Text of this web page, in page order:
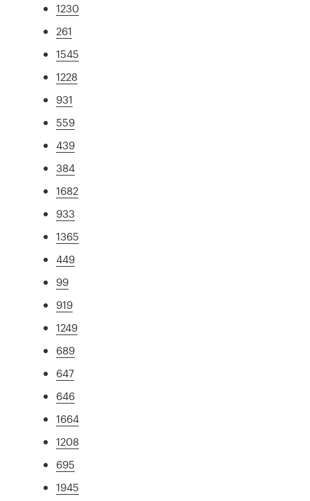
1230
261
1545
1228
931
559
439
384
1682
933
1365
449
99
919
1249
689
647
646
1664
1208
695
1945